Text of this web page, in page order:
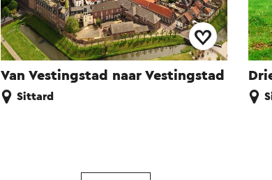
Van Vestingstad naar Vestingstad
Sittard